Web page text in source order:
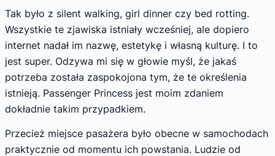
Tak było z silent walking, girl dinner czy bed rotting.
Wszystkie te zjawiska istniały wcześniej, ale dopiero
internet nadał im nazwę, estetykę i własną kulturę. I to
jest super. Odzywa mi się w głowie myśl, że jakaś
potrzeba została zaspokojona tym, że te określenia
istnieją. Passenger Princess jest moim zdaniem
dokładnie takim przypadkiem.
Przecież miejsce pasażera było obecne w samochodach
praktycznie od momentu ich powstania. Ludzie od